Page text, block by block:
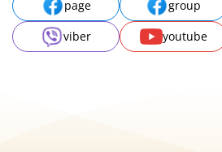
page group
viber
youtube